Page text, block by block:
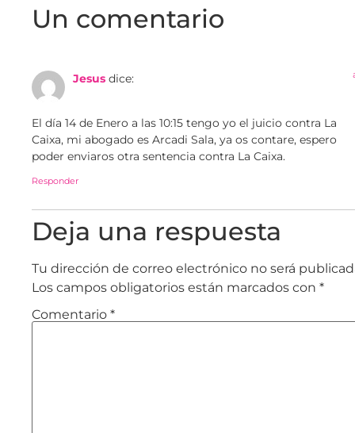
Un comentario
Jesus dice:
El día 14 de Enero a las 10:15 tengo yo el juicio contra La
Caixa, mi abogado es Arcadi Sala, ya os contare, espero
poder enviaros otra sentencia contra La Caixa.
Responder
Deja una respuesta
Tu dirección de correo electrónico no será
Los campos obligatorios están marcados con *
Comentario *